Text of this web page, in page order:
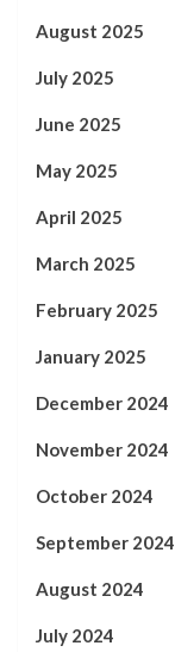
August 2025
July 2025
June 2025
May 2025
April 2025
March 2025
February 2025
January 2025
December 2024
November 2024
October 2024
September 2024
August 2024
July 2024